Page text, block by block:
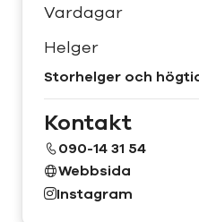
Vardagar
Helger
Storhelger och
Kontakt
090-14 31 54
Webbsida
Instagram